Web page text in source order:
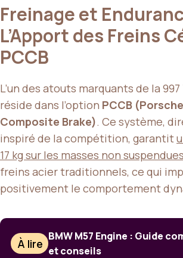
Freinage et
L’Apport des Freins
PCCB
L’un des atouts marquants de la
réside dans l’option PCCB
Composite Brake). Ce système,
inspiré de la compétition, garantit
17 kg sur les masses non suspendues
freins acier traditionnels, ce qui
positivement le comportement
À lire
BMW M57 Engine : Guide
et conseils